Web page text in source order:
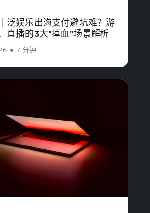
泛娱乐出海支付避坑难？游
直播的3大"掉血"场景解析
• 7 分钟